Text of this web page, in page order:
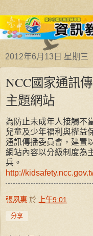
2012年6月13日 星期三
NCC國家通訊
主題網站
為防止未成年人接觸不
兒童及少年福利與權益
通訊傳播委員會，建置
網站內容以分級制度為
兵。
http://
張夙惠 於 上午9:01
分享